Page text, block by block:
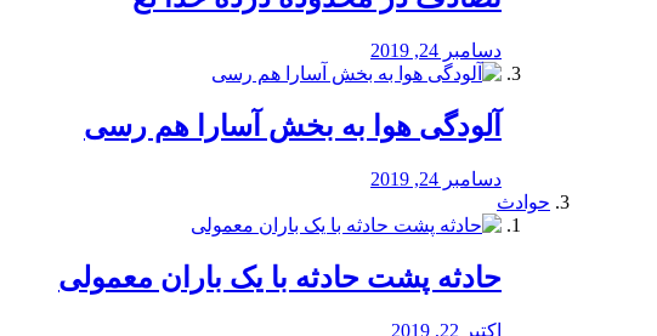
دسامبر 24, 2019
آلودگی هوا به بخش آسارا هم رسی
دسامبر 24, 2019
حوادث
️حادثه پشت حادثه با یک باران معمولی
اکتبر 22, 2019